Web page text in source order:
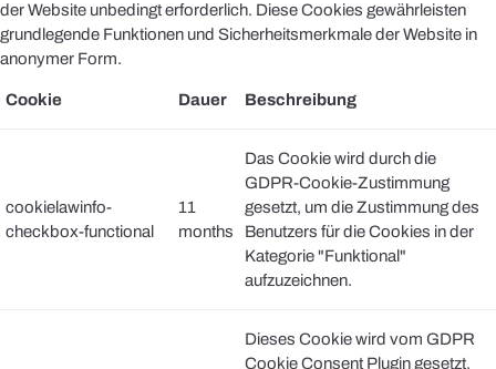
der Website unbedingt erforderlich. Diese Cookies gewährleisten
grundlegende Funktionen und Sicherheitsmerkmale der Website in
anonymer Form.
Cookie Dauer Beschreibung
cookielawinfo-
checkbox-functional
11
months
Das Cookie wird durch die
GDPR-Cookie-Zustimmung
gesetzt, um die Zustimmung des
Benutzers für die Cookies in der
Kategorie "Funktional"
aufzuzeichnen.
Dieses Cookie wird vom GDPR
Cookie Consent Plugin gesetzt.